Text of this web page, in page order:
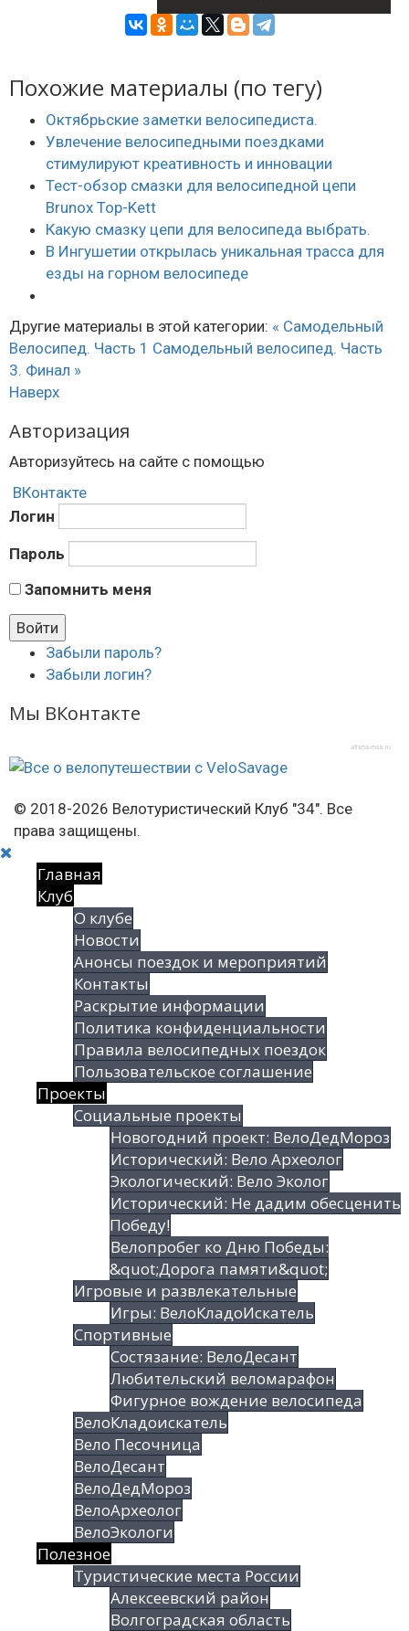
Похожие материалы (по тегу)
Октябрьские заметки велосипедиста.
Увлечение велосипедными поездками
стимулируют креативность и инновации
Тест-обзор смазки для велосипедной цепи
Brunox Top-Kett
Какую смазку цепи для велосипеда выбрать.
В Ингушетии открылась уникальная трасса для
езды на горном велосипеде
Другие материалы в этой категории: « Самодельный
Велосипед. Часть 1 Самодельный велосипед. Часть
3. Финал »
Наверх
Авторизация
Авторизуйтесь на сайте с помощью
ВКонтакте
Логин
Пароль
Запомнить меня
Забыли пароль?
Забыли логин?
Мы ВКонтакте
afisha-msk.ru
© 2018-2026 Велотуристический Клуб "34". Все
права защищены.
Главная
Клуб
О клубе
Новости
Анонсы поездок и мероприятий
Контакты
Раскрытие информации
Политика конфиденциальности
Правила велосипедных поездок
Пользовательское соглашение
Проекты
Социальные проекты
Новогодний проект: ВелоДедМороз
Исторический: Вело Археолог
Экологический: Вело Эколог
Исторический: Не дадим обесценить
Победу!
Велопробег ко Дню Победы:
&quot;Дорога памяти&quot;
Игровые и развлекательные
Игры: ВелоКладоИскатель
Спортивные
Состязание: ВелоДесант
Любительский веломарафон
Фигурное вождение велосипеда
ВелоКладоискатель
Вело Песочница
ВелоДесант
ВелоДедМороз
ВелоАрхеолог
ВелоЭкологи
Полезное
Туристические места России
Алексеевский район
Волгоградская облаcть